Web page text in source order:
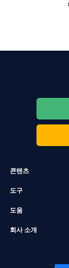
콘텐츠
도구
도움
회사 소개